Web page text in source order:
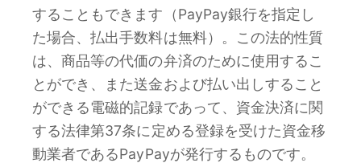
することもできます（PayPay銀行を指定し
た場合、払出手数料は無料）。この法的性質
は、商品等の代価の弁済のために使用するこ
とができ、また送金および払い出しすること
ができる電磁的記録であって、資金決済に関
する法律第37条に定める登録を受けた資金移
動業者であるPayPayが発行するものです。